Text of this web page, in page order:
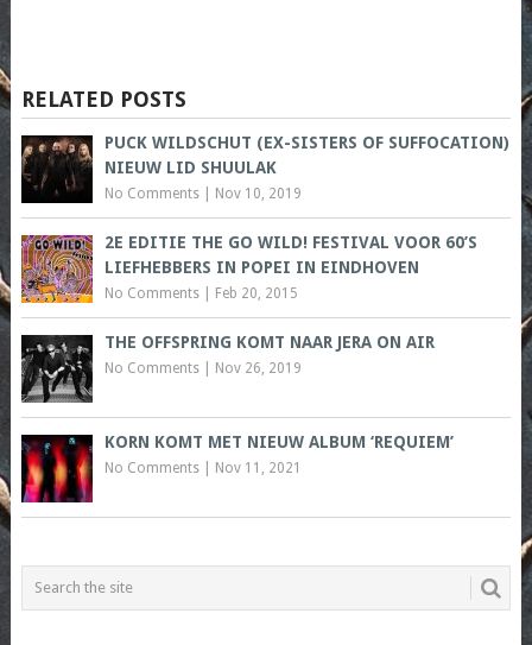
RELATED POSTS
PUCK WILDSCHUT (EX-SISTERS OF SUFFOCATION)
NIEUW LID SHUULAK
No Comments| Nov 10, 2019
2E EDITIE THE GO WILD! FESTIVAL VOOR 60’S
LIEFHEBBERS IN POPEI IN EINDHOVEN
No Comments| Feb 20, 2015
THE OFFSPRING KOMT NAAR JERA ON AIR
No Comments| Nov 26, 2019
KORN KOMT MET NIEUW ALBUM ‘REQUIEM’
No Comments| Nov 11, 2021